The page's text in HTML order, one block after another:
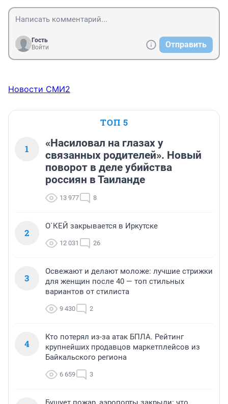
Гость
Войти
Отправить
Новости СМИ2
ТОП 5
1
«Насиловал на глазах у
связанных родителей». Новый
поворот в деле убийства
россиян в Таиланде
13 977 8
2
О`КЕЙ закрывается в Иркутске
12 031 26
3
Освежают и делают моложе: лучшие стрижки
для женщин после 40 — топ стильных
вариантов от стилиста
9 430 2
4
Кто потерял из-за атак БПЛА. Рейтинг
крупнейших продавцов маркетплейсов из
Байкальского региона
6 659 3